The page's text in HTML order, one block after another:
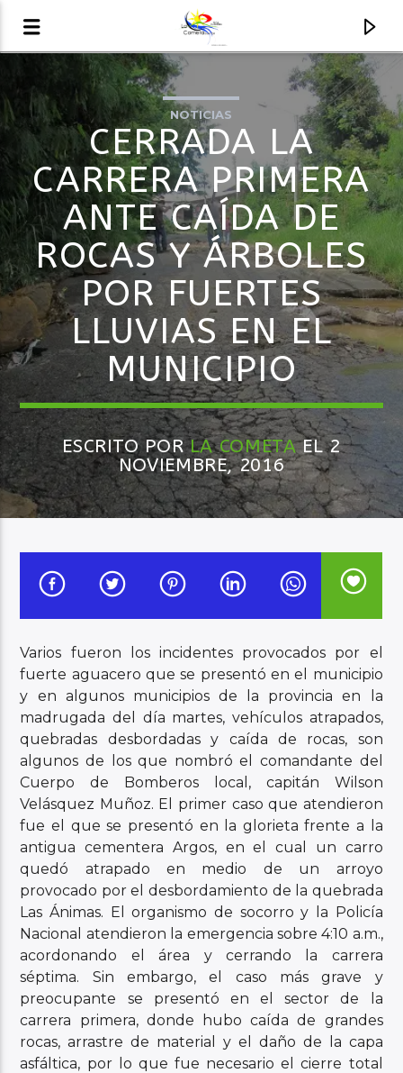
AUDIO EN VIVO
LA COMETA, SEÑALES A CIELO ABIERTO
Audio en Vivo
NOTICIAS
CERRADA LA
CARRERA PRIMERA
ANTE CAÍDA DE
ROCAS Y ÁRBOLES
POR FUERTES
LLUVIAS EN EL
MUNICIPIO
ESCRITO PORLA COMETAEL 2
NOVIEMBRE, 2016
Varios fueron los incidentes provocados por el
fuerte aguacero que se presentó en el municipio
y en algunos municipios de la provincia en la
madrugada del día martes, vehículos atrapados,
quebradas desbordadas y caída de rocas, son
algunos de los que nombró el comandante del
Cuerpo de Bomberos local, capitán Wilson
Velásquez Muñoz. El primer caso que atendieron
fue el que se presentó en la glorieta frente a la
antigua cementera Argos, en el cual un carro
quedó atrapado en medio de un arroyo
provocado por el desbordamiento de la quebrada
Las Ánimas. El organismo de socorro y la Policía
Nacional atendieron la emergencia sobre 4:10 a.m.,
acordonando el área y cerrando la carrera
séptima. Sin embargo, el caso más grave y
preocupante se presentó en el sector de la
carrera primera, donde hubo caída de grandes
rocas, arrastre de material y el daño de la capa
asfáltica, por lo que fue necesario el cierre total